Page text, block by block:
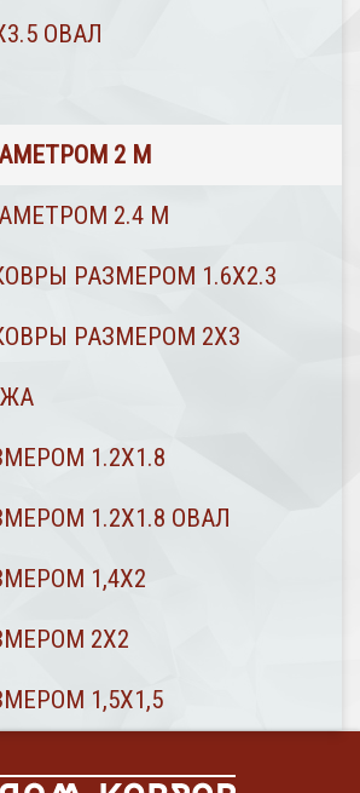
ОВАЛ
2 М
2.4 M
РАЗМЕРОМ 1.6Х2.3
РАЗМЕРОМ 2Х3
1.2Х1.8
1.2Х1.8 ОВАЛ
1,4Х2
2Х2
1,5Х1,5